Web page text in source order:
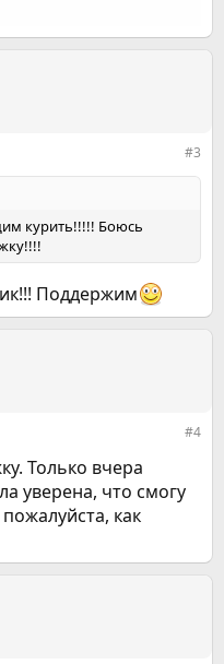
#3
курить!!!!! Боюсь
Поддержим
#4
Только вчера
уверена, что смогу
как